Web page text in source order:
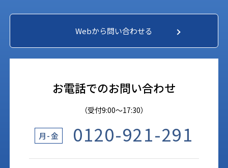
Webから問い合わせる
お電話でのお問い合わせ
（受付9:00〜17:30）
月-金 0120-921-291